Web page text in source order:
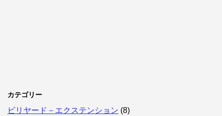
カテゴリー
ビリヤード－エクステンション (8)